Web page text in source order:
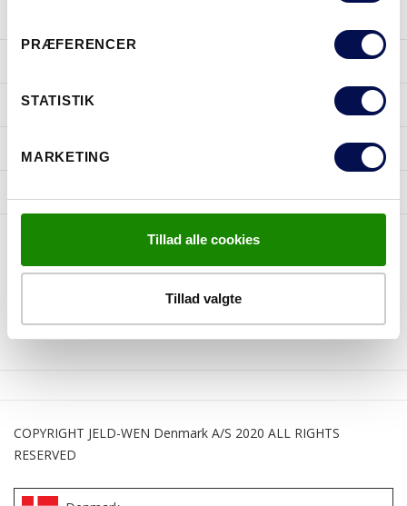
PRÆFERENCER
STATISTIK
MARKETING
Tillad alle cookies
Tillad valgte
INSPIRATION
TIPS OG RÅD
FØLG OS
COPYRIGHT JELD-WEN Denmark A/S 2020 ALL RIGHTS
RESERVED